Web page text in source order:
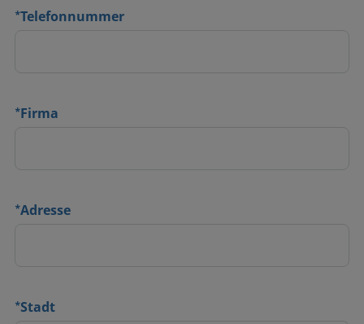
*Telefonnummer
*Firma
*Adresse
*Stadt